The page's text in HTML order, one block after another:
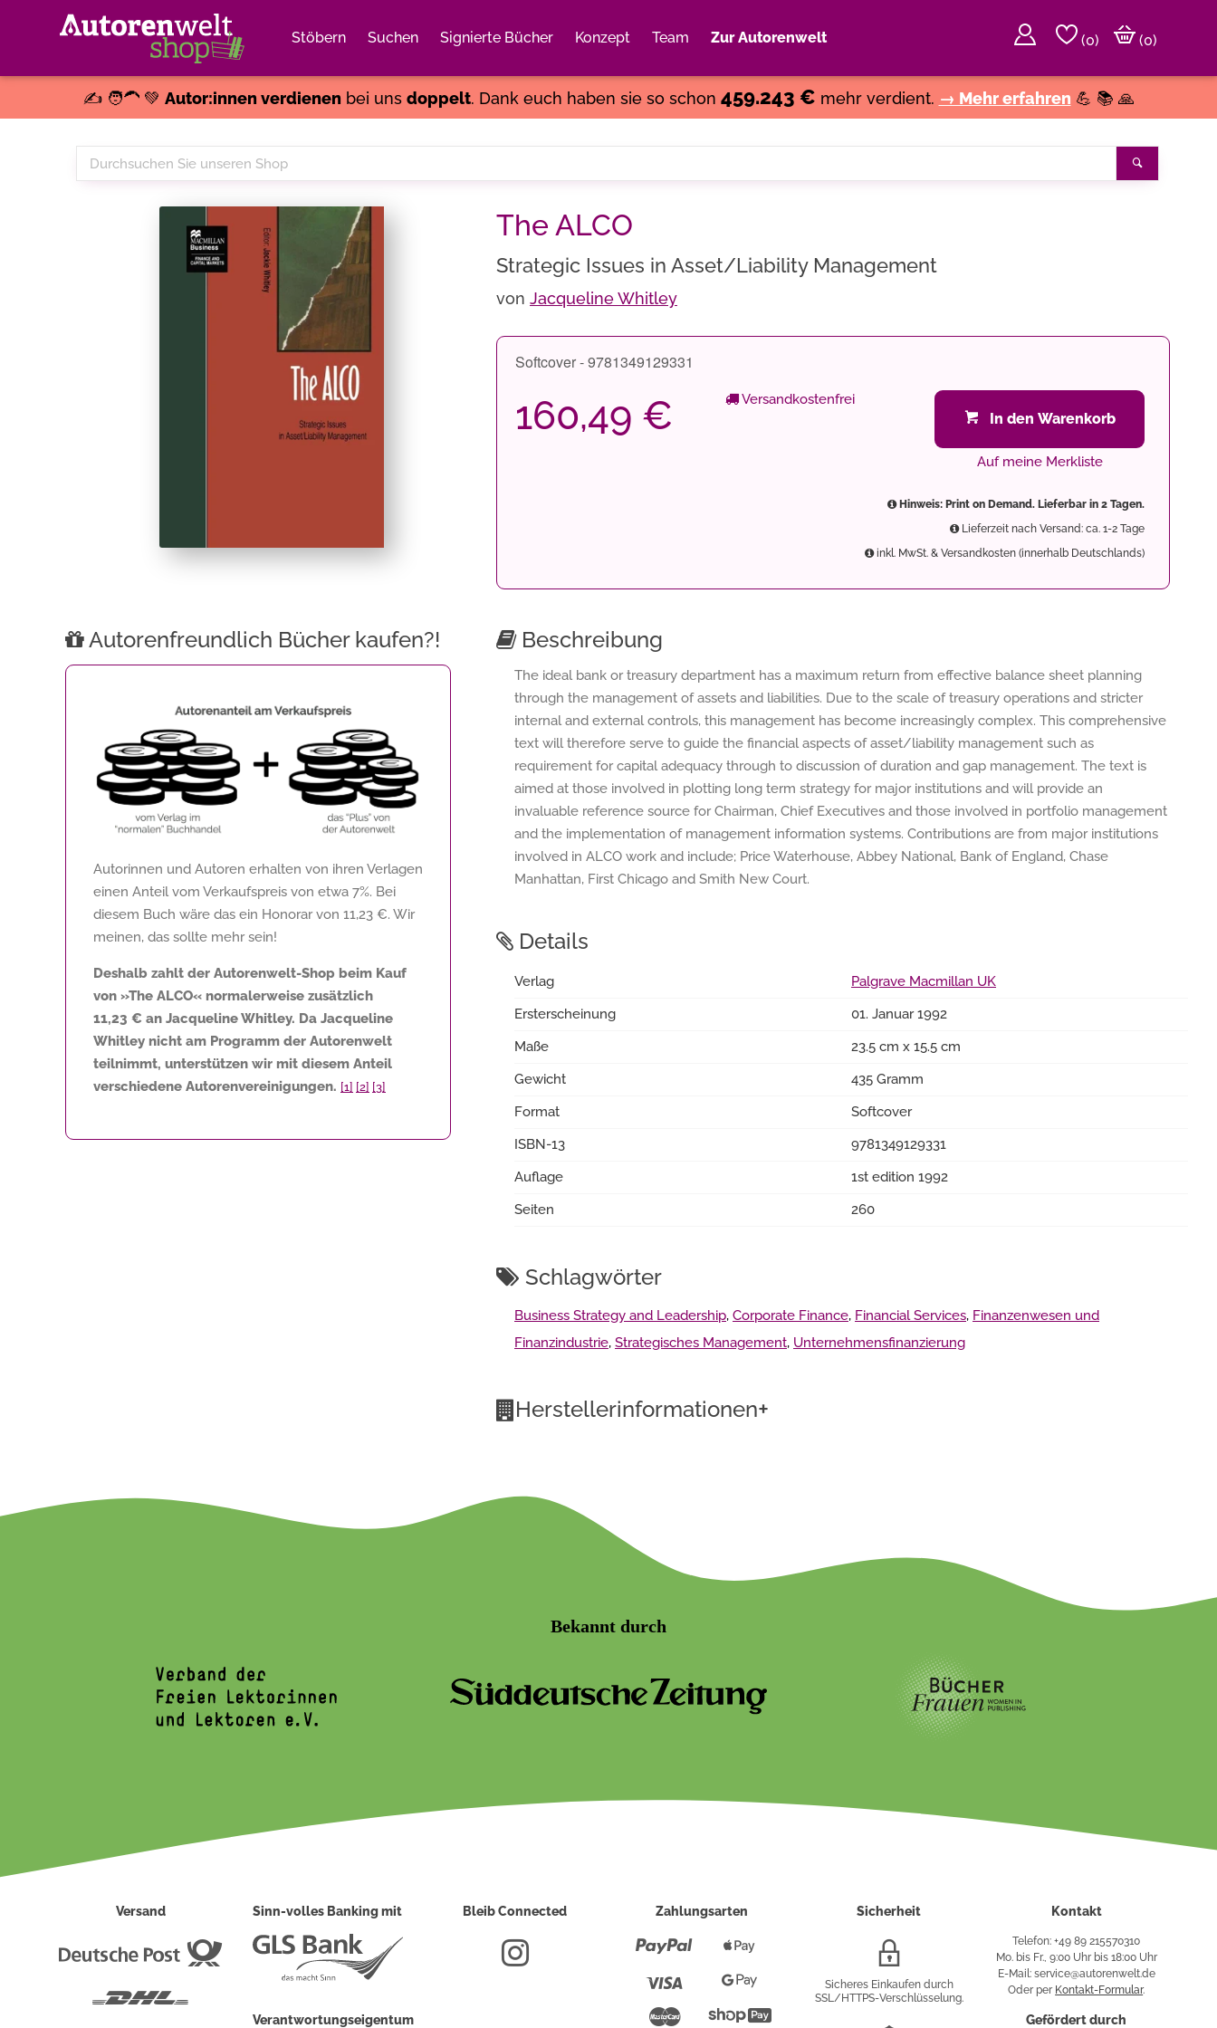
Stöbern Suchen Signierte Bücher Konzept Team Zur Autorenwelt (0)
(0)
✍️ 🧑‍🦱 💚 Autor:innen verdienenbei uns doppelt. Dank euch haben sie so schon 459.243 € mehr verdient. → Mehr erfahren 💪 📚 🙏
Durchsuchen
Sie
The ALCO
Strategic Issues in Asset/Liability Management
von Jacqueline Whitley
Softcover - 9781349129331
160,49 € Versandkostenfrei
In den Warenkorb
Auf meine Merkliste
Hinweis: Print on Demand. Lieferbar in 2 Tagen.
Lieferzeit nach Versand: ca. 1-2 Tage
inkl. MwSt. & Versandkosten (innerhalb Deutschlands)
Autorenfreundlich Bücher kaufen?!
Autorinnen und Autoren erhalten von ihren Verlagen
einen Anteil vom Verkaufspreis von etwa 7%. Bei
diesem Buch wäre das ein Honorar von 11,23 €. Wir
meinen, das sollte mehr sein!
Deshalb zahlt der Autorenwelt-Shop beim Kauf
von »The ALCO« normalerweise zusätzlich
11,23 € an Jacqueline Whitley. Da Jacqueline
Whitley nicht am Programm der Autorenwelt
teilnimmt, unterstützen wir mit diesem Anteil
verschiedene Autorenvereinigungen. [1] [2] [3]
Beschreibung
The ideal bank or treasury department has a maximum return from effective balance sheet planning
through the management of assets and liabilities. Due to the scale of treasury operations and stricter
internal and external controls, this management has become increasingly complex. This comprehensive
text will therefore serve to guide the financial aspects of asset/liability management such as
requirement for capital adequacy through to discussion of duration and gap management. The text is
aimed at those involved in plotting long term strategy for major institutions and will provide an
invaluable reference source for Chairman, Chief Executives and those involved in portfolio management
and the implementation of management information systems. Contributions are from major institutions
involved in ALCO work and include; Price Waterhouse, Abbey National, Bank of England, Chase
Manhattan, First Chicago and Smith New Court.
Details
Verlag
Palgrave Macmillan UK
Ersterscheinung
01. Januar 1992
Maße
23.5 cm x 15.5 cm
Gewicht
435 Gramm
Format
Softcover
ISBN-13
9781349129331
Auflage
1st edition 1992
Seiten
260
Schlagwörter
Business Strategy and Leadership, Corporate Finance, Financial Services, Finanzenwesen und
Finanzindustrie, Strategisches Management, Unternehmensfinanzierung
Herstellerinformationen+
Bekannt durch
Versand
Deutsche
Sinn-volles Banking mit
Verantwortungseigentum
Bleib Connected Zahlungsarten
Paypal
Mastercard
Pay
PayShopify
Sicherheit
Verschlüsselung
Sicheres Einkaufen durch
SSL/HTTPS-Verschlüsselung.
Kontakt
Telefon: +49 89 215570310
Mo. bis Fr., 9:00 Uhr bis 18:00 Uhr
E-Mail: service@autorenwelt.de
Oder per Kontakt-Formular.
Gefördert durch